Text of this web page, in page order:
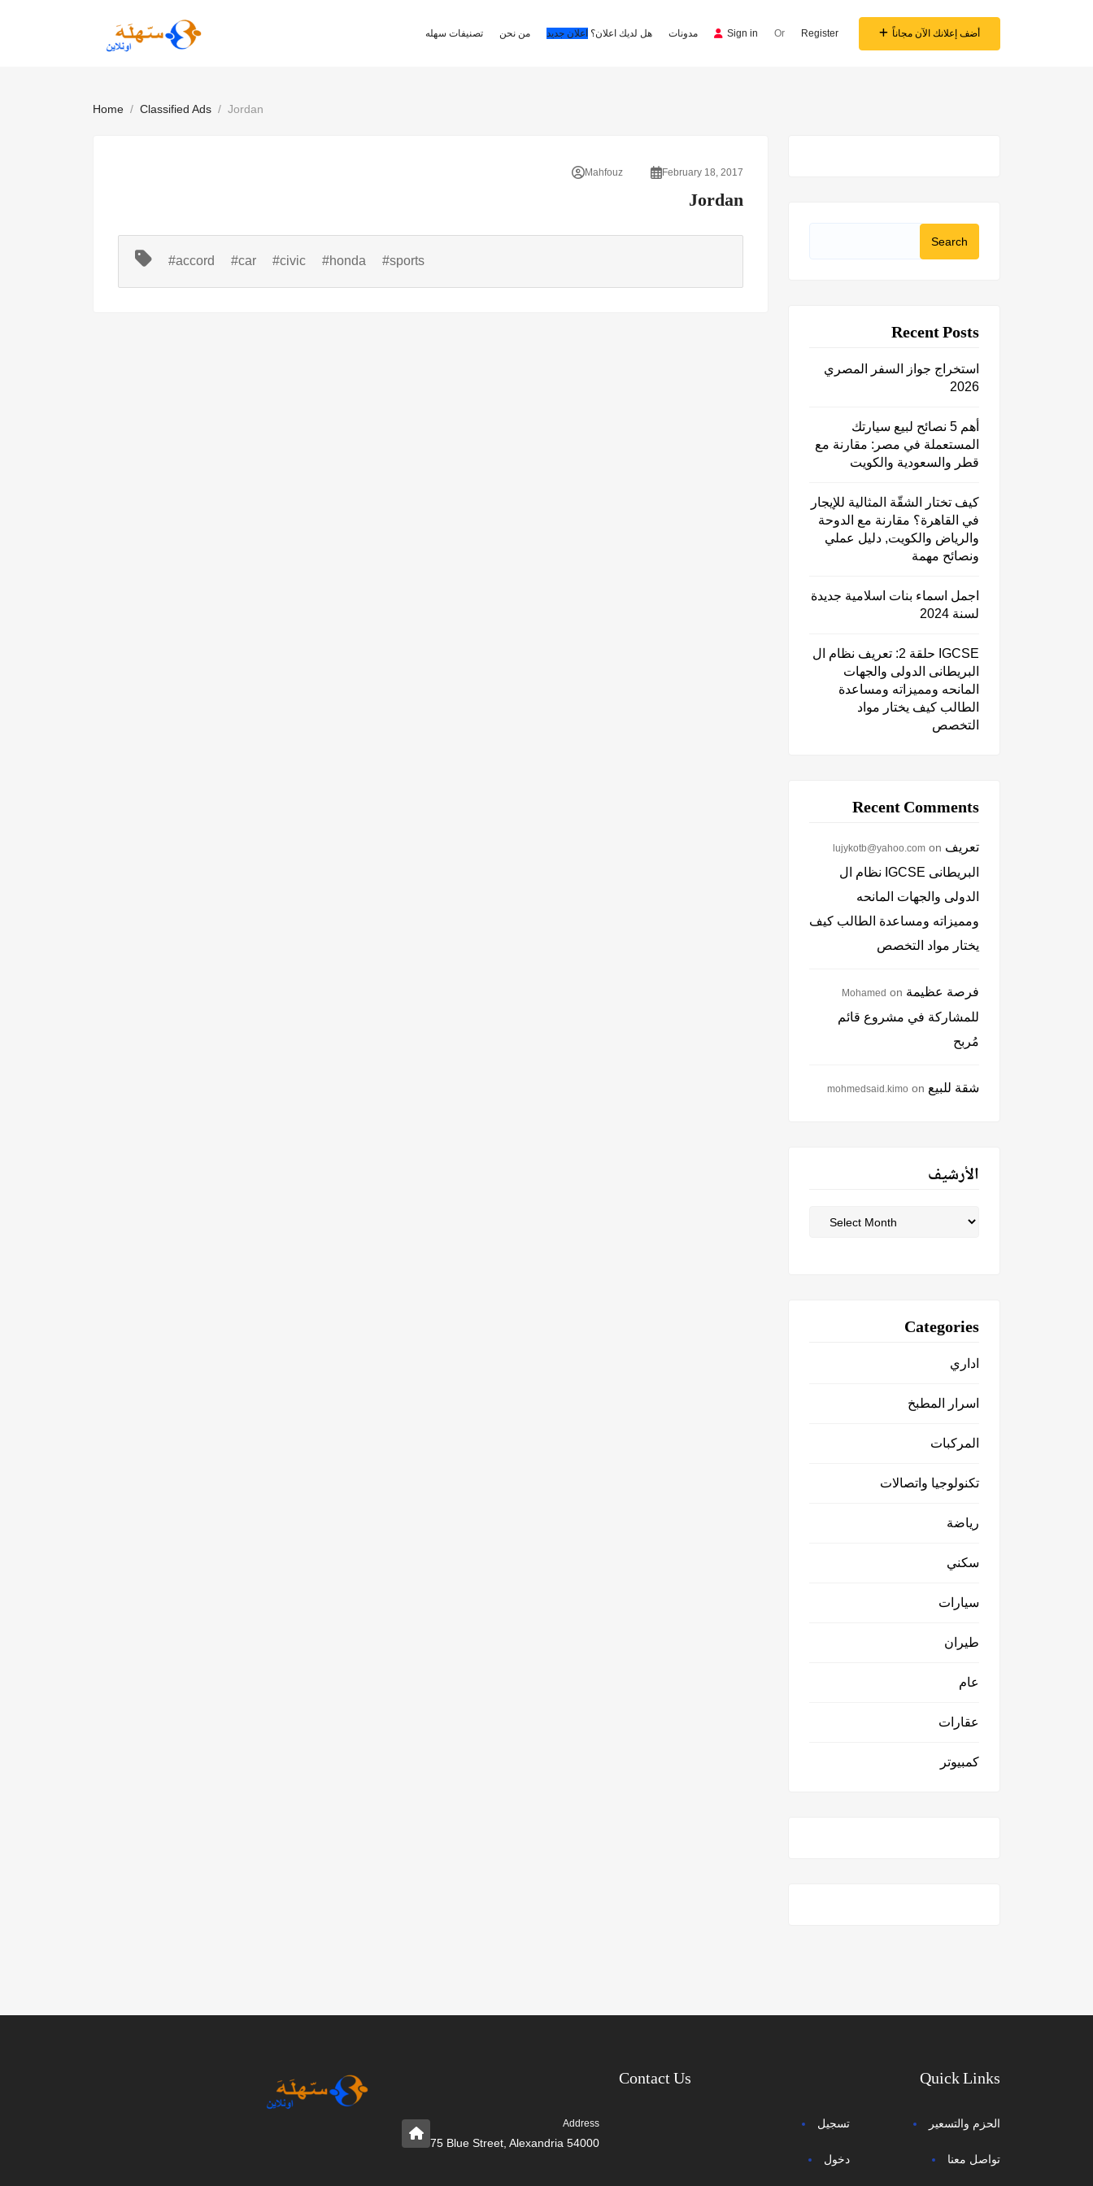
تصنيفات سهله من نحن هل لديك اعلان؟ اعلان جديد مدونات Sign in Or Register أضف إعلانك الآن مجاناً
Home Classified Ads Jordan
Mahfouz February 18, 2017
Jordan
#accord #car #civic #honda #sports
Recent Posts
استخراج جواز السفر المصري
2026
أهم 5 نصائح لبيع سيارتك
المستعملة في مصر: مقارنة مع
قطر والسعودية والكويت
كيف تختار الشقّة المثالية للإيجار
في القاهرة؟ مقارنة مع الدوحة
والرياض والكويت, دليل عملي
ونصائح مهمة
اجمل اسماء بنات اسلامية جديدة
لسنة 2024
حلقة 2: تعريف نظام ال IGCSE
البريطانى الدولى والجهات
المانحه ومميزاته ومساعدة
الطالب كيف يختار مواد
التخصص
Recent Comments
lujykotb@yahoo.com on تعريف
نظام ال IGCSE البريطانى
الدولى والجهات المانحه
ومميزاته ومساعدة الطالب كيف
يختار مواد التخصص
Mohamed on فرصة عظيمة
للمشاركة في مشروع قائم
مُربح
mohmedsaid.kimo on شقة للبيع
الأرشيف
Categories
اداري
اسرار المطبخ
المركبات
تكنولوجيا واتصالات
رياضة
سكني
سيارات
طيران
عام
عقارات
كمبيوتر
Contact Us
Address
75 Blue Street, Alexandria 54000
Quick Links
تسجيل
دخول
الحزم والتسعير
تواصل معنا